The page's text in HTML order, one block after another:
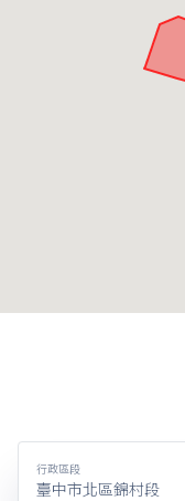
行政區段
臺中市北區錦村段